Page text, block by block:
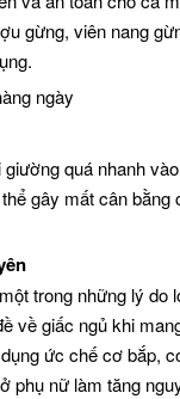
gừng, viên nang
ngày
quá nhanh
gây mất cân bằng
trong những lý do
về giấc ngủ khi
ức chế cơ bắp,
phụ nữ làm tăng